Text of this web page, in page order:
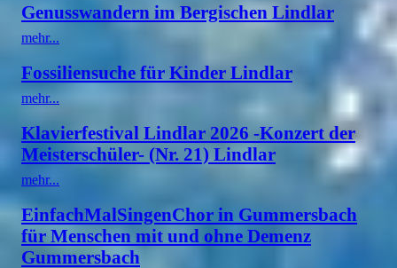
Genusswandern im Bergischen Lindlar
mehr...
Fossiliensuche für Kinder Lindlar
mehr...
Klavierfestival Lindlar 2026 -Konzert der
Meisterschüler- (Nr. 21) Lindlar
mehr...
EinfachMalSingenChor in Gummersbach
für Menschen mit und ohne Demenz
Gummersbach